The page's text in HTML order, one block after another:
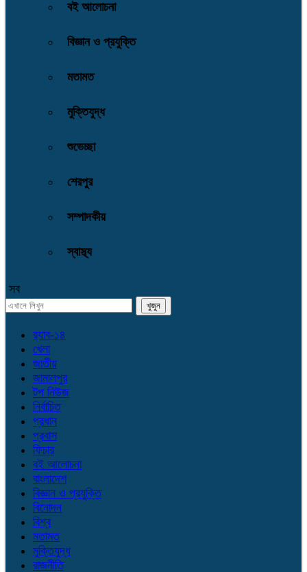
বই আলোচনা
বিজ্ঞান ও প্রযুক্তি
মতামত
মুক্তিযুদ্ধ
শুভেচ্ছা
শেরপুর
সম্পাদকীয়
স্বাস্থ্য
সব
র‌্যাব-১৪
খেলা
জাতীয়
জামালপুর
টপ নিউজ
নির্বাচিত
প্রধান
প্রবাস
ফিচার
বই আলোচনা
বাংলাদেশ
বিজ্ঞান ও প্রযুক্তি
বিনোদন
বিশ্ব
মতামত
মুক্তিযুদ্ধ
রাজনীতি